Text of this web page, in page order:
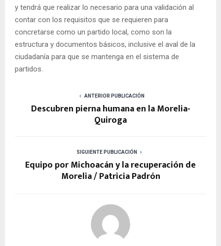
y tendrá que realizar lo necesario para una validación al
contar con los requisitos que se requieren para
concretarse como un partido local, como son la
estructura y documentos básicos, inclusive el aval de la
ciudadanía para que se mantenga en el sistema de
partidos.
ANTERIOR PUBLICACIÓN
Descubren pierna humana en la Morelia-
Quiroga
SIGUIENTE PUBLICACIÓN
Equipo por Michoacán y la recuperación de
Morelia / Patricia Padrón